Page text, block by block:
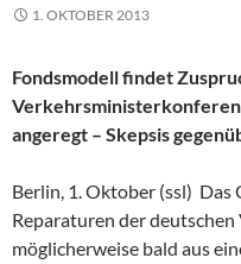
1. OKTOBER 2013
Fondsmodell findet
angeregt – Skepsis
Berlin, 1. Oktober (ssl)
Reparaturen der
möglicherweise bald aus